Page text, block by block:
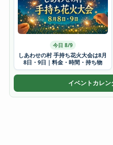
今日 8/9
しあわせの村 手持ち花火大会は8月
8日・9日｜料金・時間・持ち物
イベントカレ